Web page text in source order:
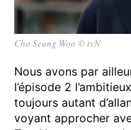
Cho Seung Woo © tvN
Nous avons par
l’épisode 2
toujours autant
voyant approcher